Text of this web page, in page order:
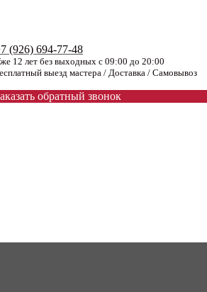
(926) 694-77-48
12 лет без выходных с 09:00 до 20:00
выезд мастера / Доставка / Самовывоз
обратный звонок